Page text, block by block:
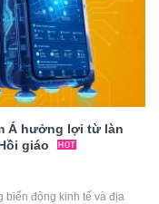
Á hưởng lợi từ làn
giáo
biến động kinh tế và địa